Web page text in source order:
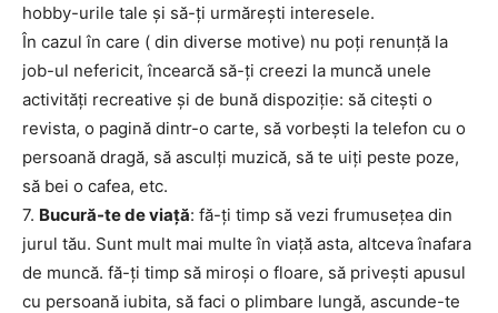
hobby-urile tale şi să-ţi urmăreşti interesele.
În cazul în care ( din diverse motive) nu poţi renunţă la
job-ul nefericit, încearcă să-ţi creezi la muncă unele
activităţi recreative şi de bună dispoziţie: să citeşti o
revista, o pagină dintr-o carte, să vorbeşti la telefon cu o
persoană dragă, să asculţi muzică, să te uiţi peste poze,
să bei o cafea, etc.
7. Bucură-te de viaţă: fă-ţi timp să vezi frumuseţea din
jurul tău. Sunt mult mai multe în viaţă asta, altceva înafara
de muncă. fă-ţi timp să miroşi o floare, să priveşti apusul
cu persoană iubita, să faci o plimbare lungă, ascunde-te